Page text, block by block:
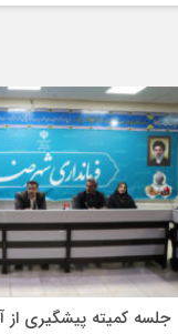
جلسه کمیته پیشگیری